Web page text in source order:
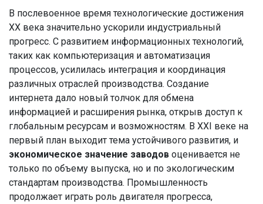
В послевоенное время технологические достижения
XX века значительно ускорили индустриальный
прогресс. С развитием информационных технологий,
таких как компьютеризация и автоматизация
процессов, усилилась интеграция и координация
различных отраслей производства. Создание
интернета дало новый толчок для обмена
информацией и расширения рынка, открыв доступ к
глобальным ресурсам и возможностям. В XXI веке на
первый план выходит тема устойчивого развития, и
экономическое значение заводов оценивается не
только по объему выпуска, но и по экологическим
стандартам производства. Промышленность
продолжает играть роль двигателя прогресса,